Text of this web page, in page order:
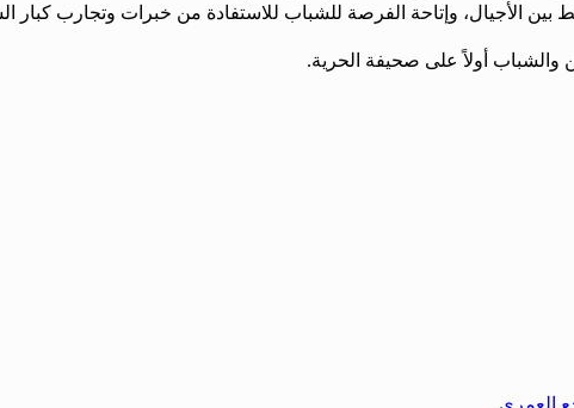
بين الأجيال، وإتاحة الفرصة للشباب للاستفادة من خبرات وتجارب كبار
والشباب أولاً على صحيفة الحرية.